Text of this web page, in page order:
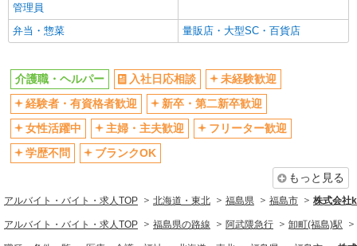
管理員
弁当・惣菜 量販店・大型SC・百貨店
介護職・ヘルパー 入社日応相談
未経験歓迎
経験者・有資格者歓迎
新卒・第二新卒歓迎
女性活躍中
主婦・主夫歓迎
フリーター歓迎
学歴不問
ブランクOK
もっと見る
アルバイト・バイト・求人TOP 北海道・東北 福島県 福島市 株式会社
アルバイト・バイト・求人TOP 福島県の路線 阿武隈急行 卸町(福島)駅